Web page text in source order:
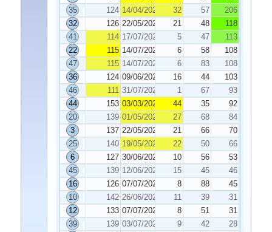
35
124 14/04/2020 32 57
206
32
126 22/05/2020 21 48
118
41
114 17/07/2020 5 47
113
22
115 14/07/2020 6 58
108
47
115 14/07/2020 6 83
108
36
124 09/06/2020 16 44
103
46
111 31/07/2020 1 67
93
44
153 03/03/2020 44 35
92
20
139 01/05/2020 27 68
84
3
137 22/05/2020 21 66
70
25
140 19/05/2020 22 50
66
6
127 30/06/2020 10 56
53
45
139 12/06/2020 15 45
46
16
126 07/07/2020 8 88
45
10
142 26/06/2020 11 39
31
12
133 07/07/2020 8 51
31
39
139 03/07/2020 9 42
28